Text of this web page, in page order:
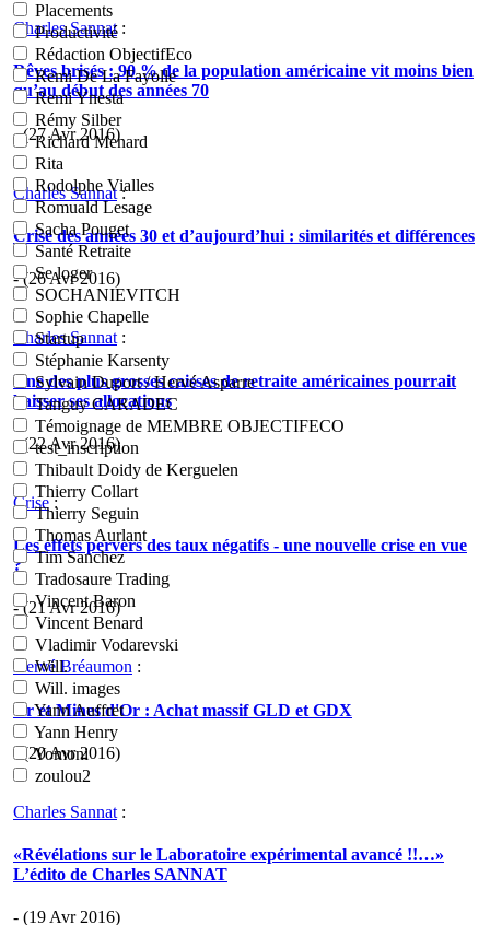
Placements
Productivité
Rédaction ObjectifEco
Remi De La Fayolle
Remi Ynesta
Rémy Silber
Richard Menard
Rita
Rodolphe Vialles
Romuald Lesage
Sacha Pouget
Santé Retraite
Se loger
SOCHANIEVITCH
Sophie Chapelle
Startup
Stéphanie Karsenty
Sylvain Duport / Hervé Asparre
Tanguy CARADEC
Témoignage de MEMBRE OBJECTIFECO
test_inscription
Thibault Doidy de Kerguelen
Thierry Collart
Thierry Seguin
Thomas Aurlant
Tim Sanchez
Tradosaure Trading
Vincent Baron
Vincent Benard
Vladimir Vodarevski
Will.
Will. images
Yann Auffret
Yann Henry
Yomoni
zoulou2
Charles Sannat:
Rêves brisés : 90 % de la population américaine vit moins bien
qu’au début des années 70
- (27 Avr 2016)
Charles Sannat:
Crise des années 30 et d’aujourd’hui : similarités et différences
- (26 Avr 2016)
Charles Sannat :
Une des plus grosses caisses de retraite américaines pourrait
baisser ses allocations
- (22 Avr 2016)
Crise:
Les effets pervers des taux négatifs - une nouvelle crise en vue
?
- (21 Avr 2016)
Hervé Bréaumon :
Or et Mines d'Or : Achat massif GLD et GDX
- (20 Avr 2016)
Charles Sannat :
«Révélations sur le Laboratoire expérimental avancé !!…»
L’édito de Charles SANNAT
- (19 Avr 2016)